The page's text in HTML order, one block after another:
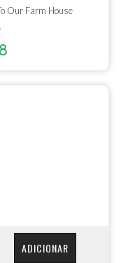
Our Farm House
ADICIONAR